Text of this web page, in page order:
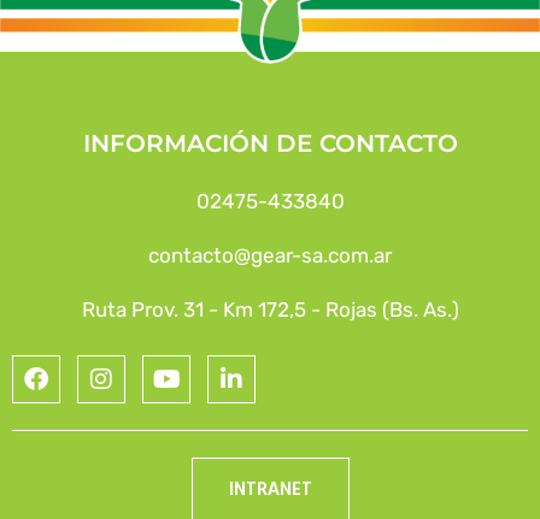
INFORMACIÓN DE CONTACTO
02475-433840
contacto@gear-sa.com.ar
Ruta Prov. 31 - Km 172,5 - Rojas (Bs. As.)
INTRANET